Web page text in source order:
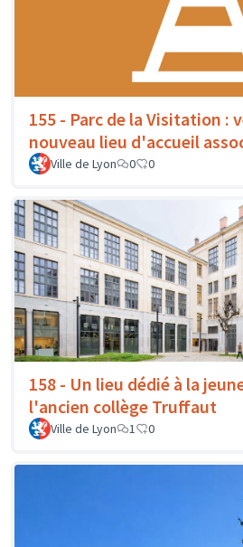
155 - Parc de la Visitation :
nouveau lieu d'accueil
Ville de Lyon
0 0
158 - Un lieu dédié à la
l'ancien collège Truffaut
Ville de Lyon 1 0